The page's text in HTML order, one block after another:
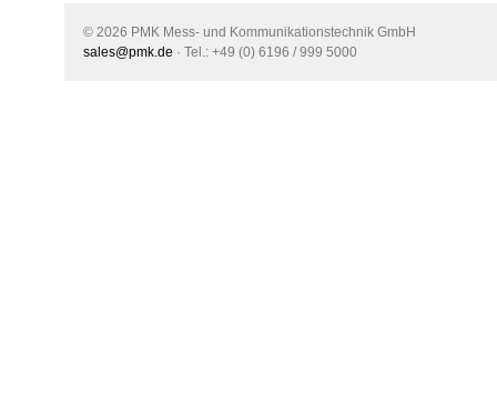
© 2026 PMK Mess- und Kommunikationstechnik GmbH
sales@pmk.de · Tel.: +49 (0) 6196 / 999 5000